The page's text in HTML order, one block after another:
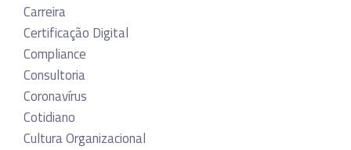
Carreira
Certificação Digital
Compliance
Consultoria
Coronavírus
Cotidiano
Cultura Organizacional